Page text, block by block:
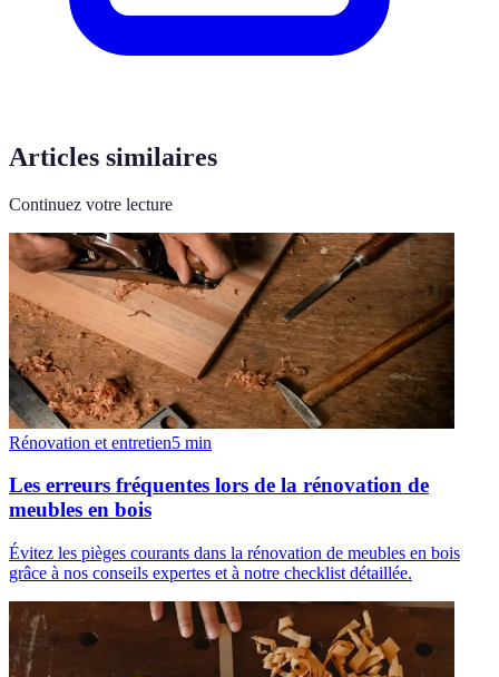
Articles similaires
Continuez votre lecture
Rénovation et entretien5 min
Les erreurs fréquentes lors de la rénovation de
meubles en bois
Évitez les pièges courants dans la rénovation de meubles en bois
grâce à nos conseils expertes et à notre checklist détaillée.